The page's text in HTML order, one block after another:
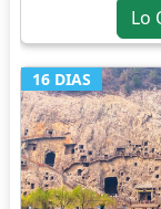
Lo
16 DIAS